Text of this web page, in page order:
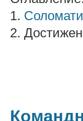
1.
2.